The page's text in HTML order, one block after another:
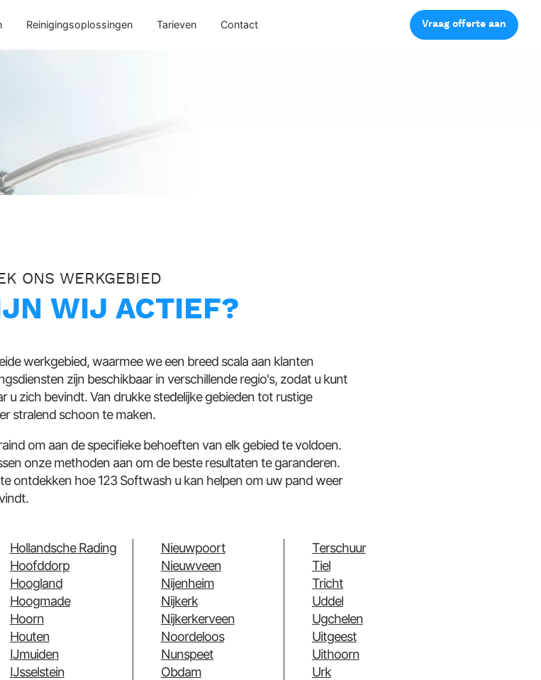
Reinigingsoplossingen Tarieven Contact Vraag offerte aan
ONS WERKGEBIED
WIJ ACTIEF?
werkgebied, waarmee we een breed scala aan klanten
zijn beschikbaar in verschillende regio's, zodat u kunt
zich bevindt. Van drukke stedelijke gebieden tot rustige
stralend schoon te maken.
om aan de specifieke behoeften van elk gebied te voldoen.
onze methoden aan om de beste resultaten te garanderen.
ontdekken hoe 123 Softwash u kan helpen om uw pand weer
Hollandsche Rading
Hoofddorp
Hoogland
Hoogmade
Hoorn
Houten
IJmuiden
IJsselstein
Nieuwpoort
Nieuwveen
Nijenheim
Nijkerk
Nijkerkerveen
Noordeloos
Nunspeet
Obdam
Terschuur
Tiel
Tricht
Uddel
Ugchelen
Uitgeest
Uithoorn
Urk